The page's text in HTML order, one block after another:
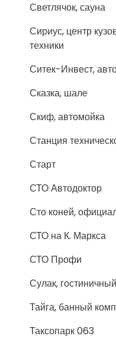
Светлячок, сауна
Сириус, центр
техники
Ситек-Инвест,
Сказка, шале
Скиф, автомойка
Станция
Старт
СТО Автодоктор
Сто коней,
СТО на К. Маркса
СТО Профи
Сулак,
Тайга, банный
Таксопарк 063